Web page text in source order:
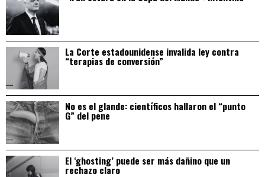
La Corte estadounidense invalida ley contra
“terapias de conversión”
No es el glande: científicos hallaron el “punto
G” del pene
El ‘ghosting’ puede ser más dañino que un
rechazo claro